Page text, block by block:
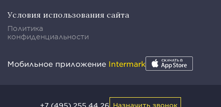
Условия использования сайта
Политика
конфиденциальности
Мобильное приложение Intermark
+7 (495) 255 44 26 Назначить звонок